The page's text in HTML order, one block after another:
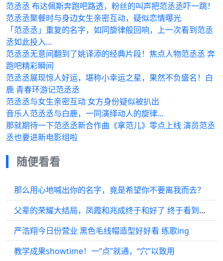
范丞丞 布达佩斯奔跑吧路透，粉丝的叫声把范丞丞吓一跳！
范丞丞聚餐时与身边女生亲密互动，疑似恋情曝光
「范丞丞」重复的名字，如同旋律般回响，上一次看到范丞
丞如此投入…
范丞丞无意间翻到了姚译添的经典片段！焦点人物范丞丞 奔
跑吧精彩瞬间
范丞丞展现惊人好运，堪称小幸运之星，果然不负盛名！白
鹿 青春环游记范丞丞
范丞丞与女生亲密互动 女方身份疑似被扒出
音乐人范丞丞与白鹿，一同演绎动人的旋律…
那就期待一下范丞丞新合作曲《拿范儿》零点上线 演员范丞
丞也要进新电影组啦
随便看看
那么用心地喊出你的名字，竟是希望你不要离我而去？
父辈的荣耀大结局，凤霞和兆成终于和好了 终于看到了兆成的光芒
严浩翔今日份营业️ 黑色毛线帽造型好好看 练歌ing
教学成果showtime！一“点”就通，“穴”以致用